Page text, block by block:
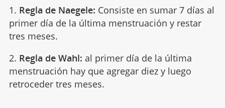
1. Regla de Naegele: Consiste en sumar 7 días al
primer día de la última menstruación y restar
tres meses.
2. Regla de Wahl: al primer día de la última
menstruación hay que agregar diez y luego
retroceder tres meses.